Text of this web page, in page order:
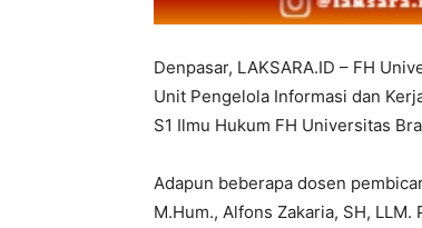
Denpasar, LAKSARA.ID – FH
Unit Pengelola Informasi dan
S1 ​​Ilmu Hukum FH Universitas
Adapun beberapa dosen
M.Hum., Alfons Zakaria, SH,